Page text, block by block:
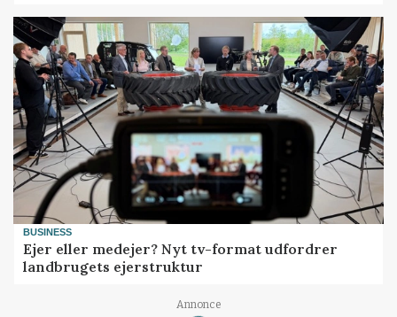
BUSINESS
Ejer eller medejer? Nyt tv-format udfordrer
landbrugets ejerstruktur
Annonce